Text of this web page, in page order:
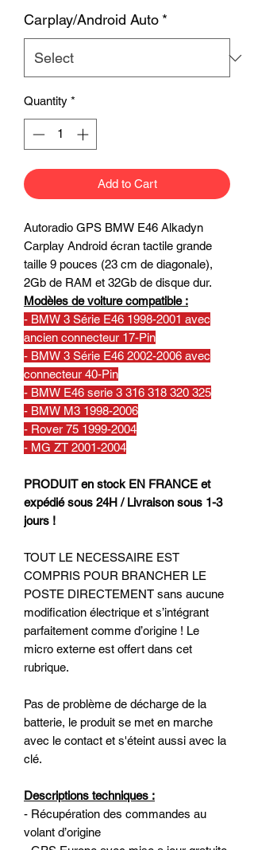
Carplay/Android Auto *
Quantity *
Add to Cart
Autoradio GPS BMW E46 Alkadyn
Carplay Android écran tactile grande
taille 9 pouces (23 cm de diagonale),
2Gb de RAM et 32Gb de disque dur.
Modèles de voiture compatible :
- BMW 3 Série E46 1998-2001 avec
ancien connecteur 17-Pin
- BMW 3 Série E46 2002-2006 avec
connecteur 40-Pin
- BMW E46 serie 3 316 318 320 325
- BMW M3 1998-2006
- Rover 75 1999-2004
- MG ZT 2001-2004
PRODUIT en stock EN FRANCE et
expédié sous 24H / Livraison sous 1-3
jours !
TOUT LE NECESSAIRE EST
COMPRIS POUR BRANCHER LE
POSTE DIRECTEMENT sans aucune
modification électrique et s’intégrant
parfaitement comme d’origine ! Le
micro externe est offert dans cet
rubrique.
Pas de problème de décharge de la
batterie, le produit se met en marche
avec le contact et s'éteint aussi avec la
clé.
Descriptions techniques :
- Récupération des commandes au
volant d’origine